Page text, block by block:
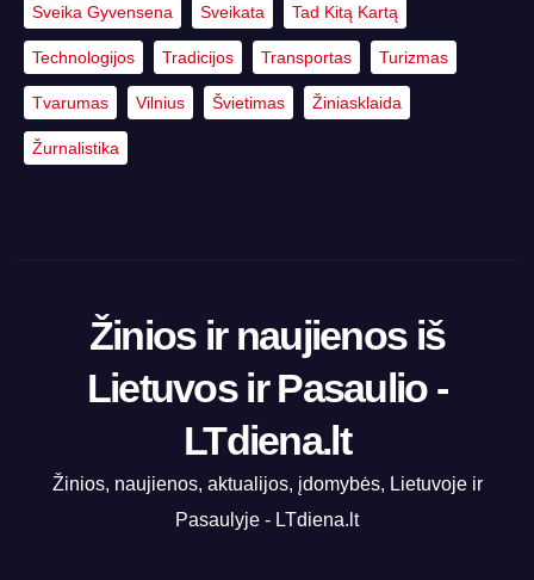
Sveika Gyvensena Sveikata Tad Kitą Kartą
Technologijos Tradicijos Transportas Turizmas
Tvarumas Vilnius Švietimas Žiniasklaida
Žurnalistika
Žinios ir naujienos iš
Lietuvos ir Pasaulio -
LTdiena.lt
Žinios, naujienos, aktualijos, įdomybės, Lietuvoje ir
Pasaulyje - LTdiena.lt